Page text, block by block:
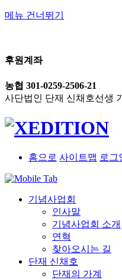
메뉴 건너뛰기
후원계좌
농협 301-0259-2506-21
사단법인 단재 신채호선생
홈으로 사이트맵 로그
기념사업회
인사말
기념사업회 소개
연혁
찾아오시는 길
단재 신채호
단재의 가계